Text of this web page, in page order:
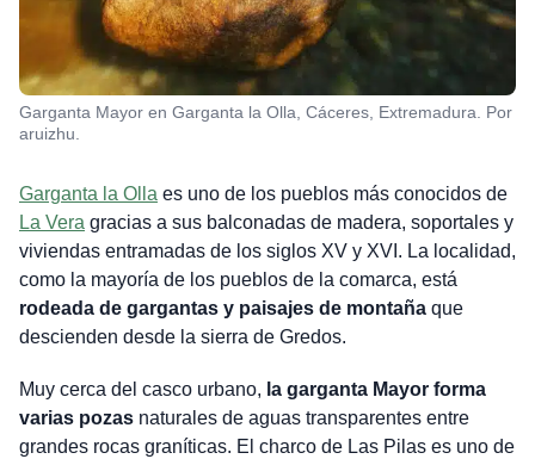
Garganta Mayor en Garganta la Olla, Cáceres, Extremadura. Por
aruizhu.
Garganta la Olla es uno de los pueblos más conocidos de
La Vera gracias a sus balconadas de madera, soportales y
viviendas entramadas de los siglos XV y XVI. La localidad,
como la mayoría de los pueblos de la comarca, está
rodeada de gargantas y paisajes de montañaque
descienden desde la sierra de Gredos.
Muy cerca del casco urbano, la garganta Mayor forma
varias pozasnaturales de aguas transparentes entre
grandes rocas graníticas. El charco de Las Pilas es uno de